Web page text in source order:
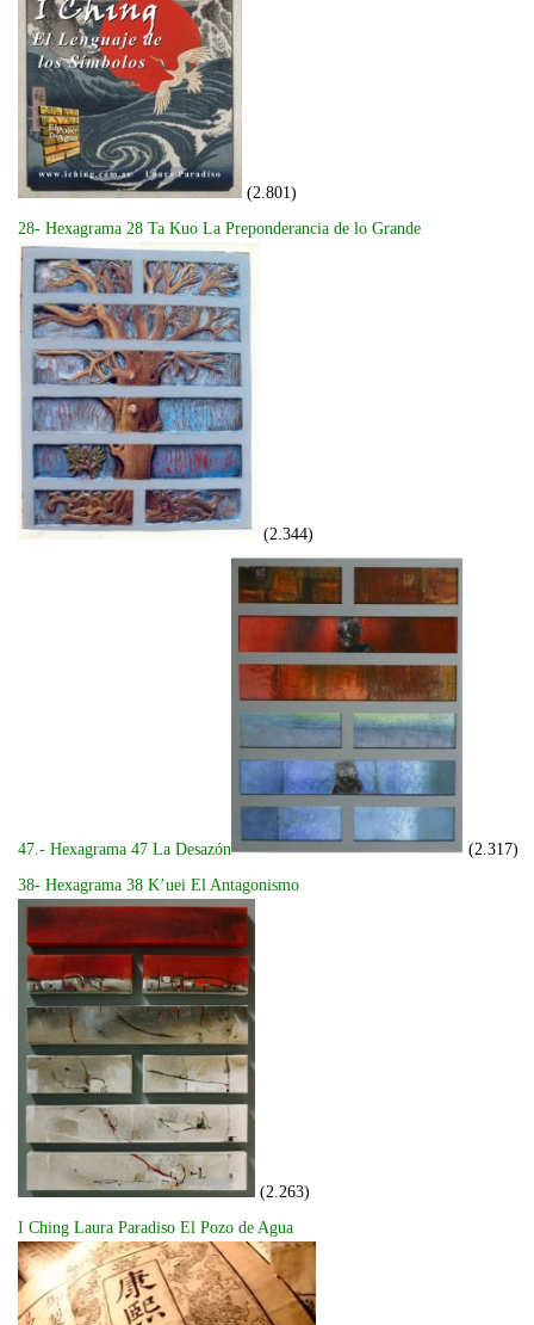
(2.801)
28- Hexagrama 28 Ta Kuo La Preponderancia de lo Grande
(2.344)
47.- Hexagrama 47 La Desazón
(2.317)
38- Hexagrama 38 K’uei El Antagonismo
(2.263)
I Ching Laura Paradiso El Pozo de Agua